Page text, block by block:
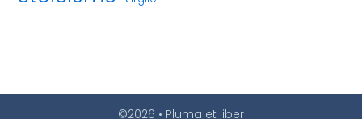
©2026 • Pluma et liber